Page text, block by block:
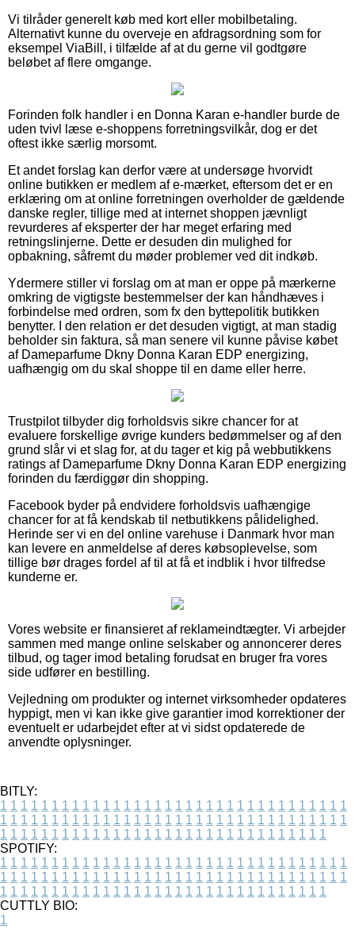
Vi tilråder generelt køb med kort eller mobilbetaling.
Alternativt kunne du overveje en afdragsordning som for
eksempel ViaBill, i tilfælde af at du gerne vil godtgøre
beløbet af flere omgange.
Forinden folk handler i en Donna Karan e-handler burde de
uden tvivl læse e-shoppens forretningsvilkår, dog er det
oftest ikke særlig morsomt.
Et andet forslag kan derfor være at undersøge hvorvidt
online butikken er medlem af e-mærket, eftersom det er en
erklæring om at online forretningen overholder de gældende
danske regler, tillige med at internet shoppen jævnligt
revurderes af eksperter der har meget erfaring med
retningslinjerne. Dette er desuden din mulighed for
opbakning, såfremt du møder problemer ved dit indkøb.
Ydermere stiller vi forslag om at man er oppe på mærkerne
omkring de vigtigste bestemmelser der kan håndhæves i
forbindelse med ordren, som fx den byttepolitik butikken
benytter. I den relation er det desuden vigtigt, at man stadig
beholder sin faktura, så man senere vil kunne påvise købet
af Dameparfume Dkny Donna Karan EDP energizing,
uafhængig om du skal shoppe til en dame eller herre.
Trustpilot tilbyder dig forholdsvis sikre chancer for at
evaluere forskellige øvrige kunders bedømmelser og af den
grund slår vi et slag for, at du tager et kig på webbutikkens
ratings af Dameparfume Dkny Donna Karan EDP energizing
forinden du færdiggør din shopping.
Facebook byder på endvidere forholdsvis uafhængige
chancer for at få kendskab til netbutikkens pålidelighed.
Herinde ser vi en del online varehuse i Danmark hvor man
kan levere en anmeldelse af deres købsoplevelse, som
tillige bør drages fordel af til at få et indblik i hvor tilfredse
kunderne er.
Vores website er finansieret af reklameindtægter. Vi arbejder
sammen med mange online selskaber og annoncerer deres
tilbud, og tager imod betaling forudsat en bruger fra vores
side udfører en bestilling.
Vejledning om produkter og internet virksomheder opdateres
hyppigt, men vi kan ikke give garantier imod korrektioner der
eventuelt er udarbejdet efter at vi sidst opdaterede de
anvendte oplysninger.
BITLY:
1 1 1 1 1 1 1 1 1 1 1 1 1 1 1 1 1 1 1 1 1 1 1 1 1 1 1 1 1 1 1 1 1 1
1 1 1 1 1 1 1 1 1 1 1 1 1 1 1 1 1 1 1 1 1 1 1 1 1 1 1 1 1 1 1 1 1 1
1 1 1 1 1 1 1 1 1 1 1 1 1 1 1 1 1 1 1 1 1 1 1 1 1 1 1 1 1 1 1 1
SPOTIFY:
1 1 1 1 1 1 1 1 1 1 1 1 1 1 1 1 1 1 1 1 1 1 1 1 1 1 1 1 1 1 1 1 1 1
1 1 1 1 1 1 1 1 1 1 1 1 1 1 1 1 1 1 1 1 1 1 1 1 1 1 1 1 1 1 1 1 1 1
1 1 1 1 1 1 1 1 1 1 1 1 1 1 1 1 1 1 1 1 1 1 1 1 1 1 1 1 1 1 1 1
CUTTLY BIO:
1